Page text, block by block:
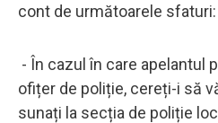
cont de următoarele sfaturi:
- În cazul în care apelantul
ofițer de poliție, cereți-i să
sunați la secția de poliție